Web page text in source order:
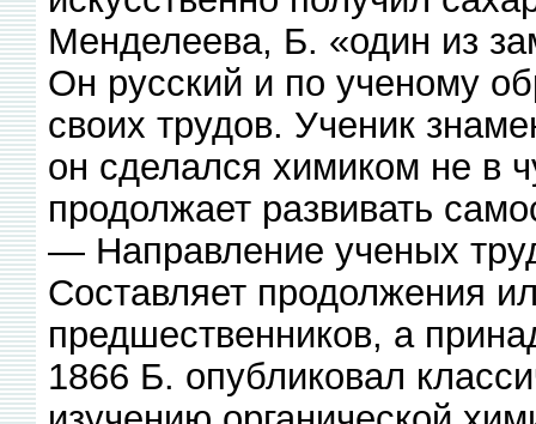
Менделеева, Б. «один из
Он русский и по ученому
своих трудов. Ученик
он сделался химиком не в
продолжает развивать
— Направление ученых
Составляет продолжения
предшественников, а
1866 Б. опубликовал